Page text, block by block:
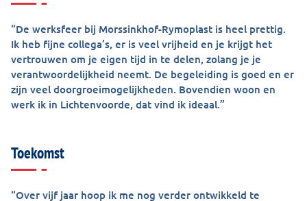
“De werksfeer bij Morssinkhof-Rymoplast is heel prettig.
Ik heb fijne collega’s, er is veel vrijheid en je krijgt het
vertrouwen om je eigen tijd in te delen, zolang je je
verantwoordelijkheid neemt. De begeleiding is goed en er
zijn veel doorgroeimogelijkheden. Bovendien woon en
werk ik in Lichtenvoorde, dat vind ik ideaal.”
Toekomst
“Over vijf jaar hoop ik me nog verder ontwikkeld te